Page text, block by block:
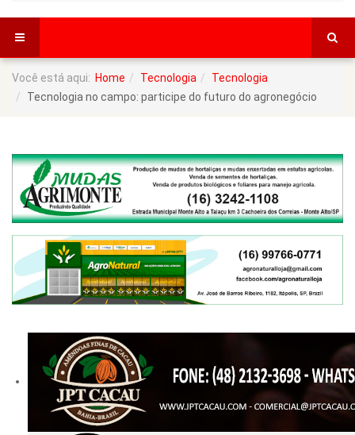
Você está aqui: Home Tecnologia
Tecnologia
Tecnologia no campo: participe do futuro do agronegócio